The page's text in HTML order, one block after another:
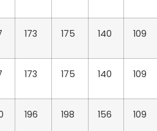
173 175 140 109
173 175 140 109
196 198 156 109